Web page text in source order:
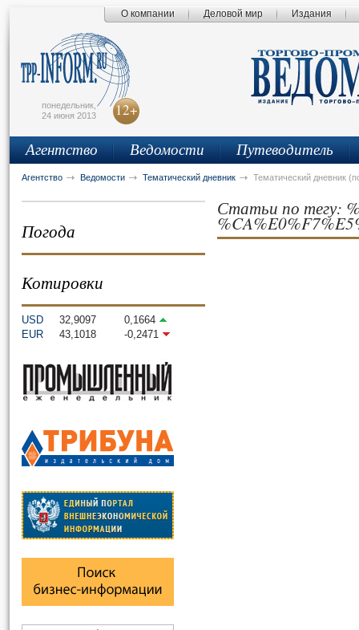
О компании Деловой мир Издания
понедельник,
24 июня 2013
12+
Агентство Ведомости Путеводитель
Агентство Ведомости Тематический дневник Тематический дневник
Погода
Котировки
USD 32,9097
0,1664
EUR
43,1018 -0,2471
Статьи по тегу: